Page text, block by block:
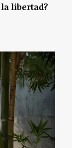
la libertad?